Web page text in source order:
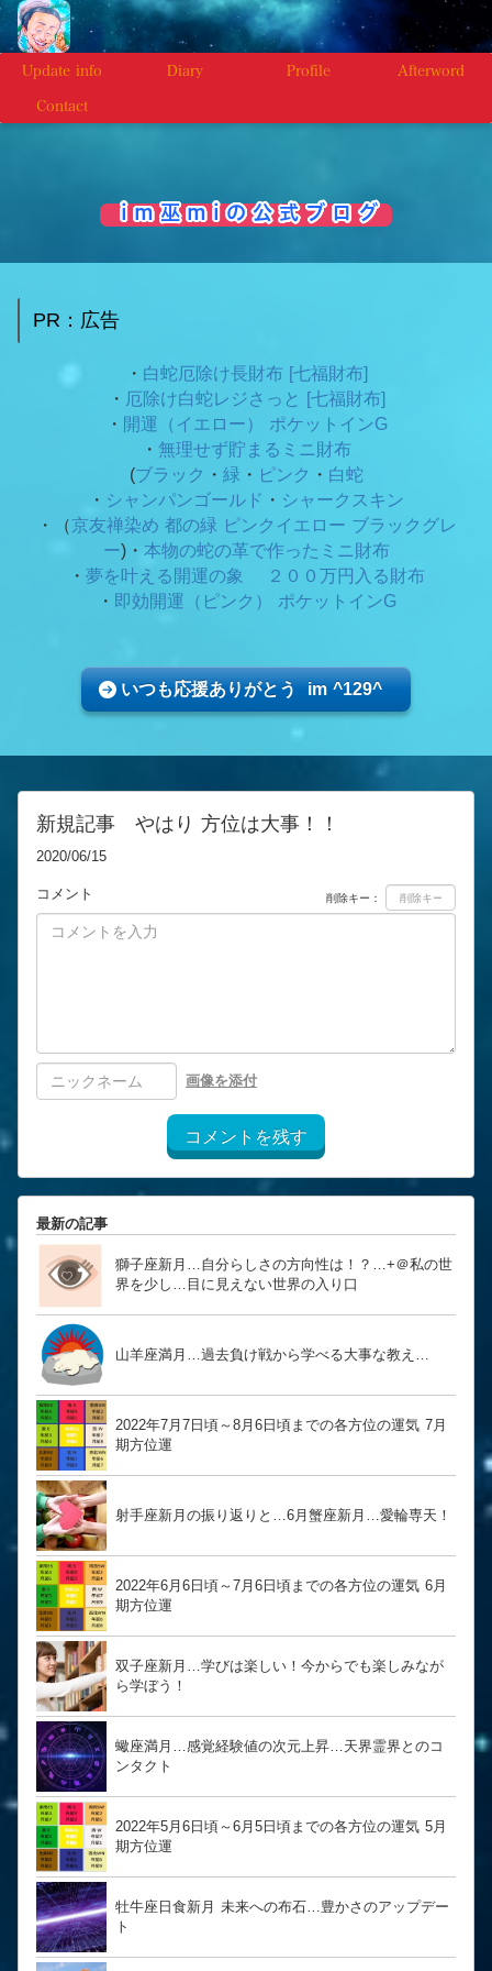
Update info Diary Profile Afterword
Contact
i m 巫 m i の 公 式 ブ ロ グ
PR：広告
・ 白蛇厄除け長財布 [七福財布]
・ 厄除け白蛇レジさっと [七福財布]
・ 開運（イエロー） ポケットインG
・ 無理せず貯まるミニ財布
(ブラック ・ 緑 ・ ピンク ・ 白蛇
・ シャンパンゴールド ・ シャークスキン
・（京友禅染め 都の緑 ピンクイエロー ブラックグレ
ー)・ 本物の蛇の革で作ったミニ財布
・ 夢を叶える開運の象 ２００万円入る財布
・ 即効開運（ピンク） ポケットインG
いつも応援ありがとう im ^129^
新規記事 やはり 方位は大事！！
2020/06/15
コメント 削除キー：
画像を添付
コメントを残す
最新の記事
獅子座新月…自分らしさの方向性は！？… ​​​​​​​+＠私の世
界を少し…目に見えない世界の入り口
山羊座満月…過去負け戦から学べる大事な教え…
2022年7月7日頃～8月6日頃までの各方位の運気 7月
期方位運
射手座新月の振り返りと…6月蟹座新月…愛輪専天！
2022年6月6日頃～7月6日頃までの各方位の運気 6月
期方位運
双子座新月…学びは楽しい！今からでも楽しみなが
ら学ぼう！
蠍座満月…感覚経験値の次元上昇…天界霊界とのコ
ンタクト
2022年5月6日頃～6月5日頃までの各方位の運気 5月
期方位運
牡牛座日食新月 未来への布石…豊かさのアップデー
ト